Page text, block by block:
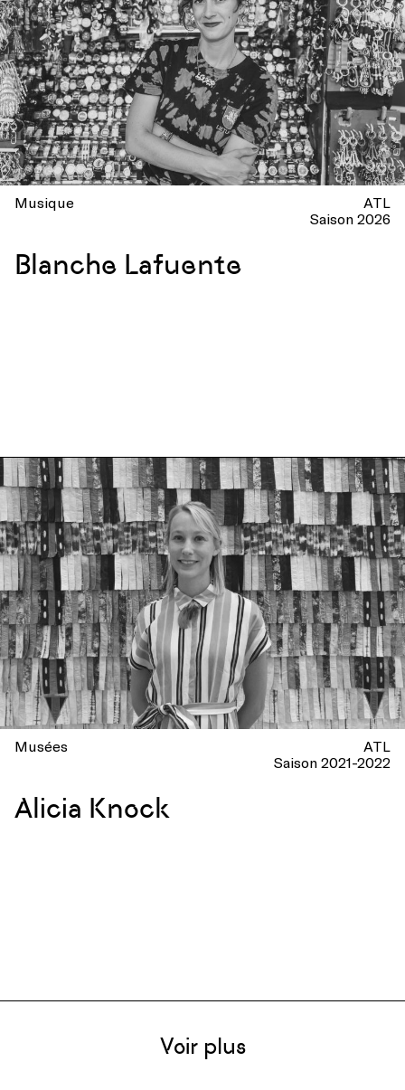
Musique
ATL
Saison 2026
Blanche Lafuente
Musées
ATL
Saison 2021-2022
Alicia Knock
Voir plus